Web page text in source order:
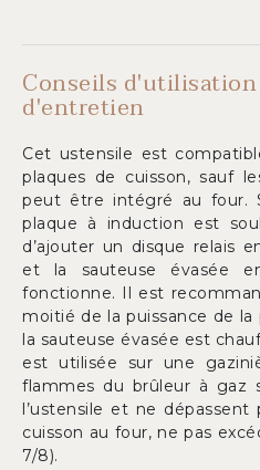
Conseils
d'entretien
Cet ustensile est
plaques de cuisson, sauf
peut être intégré au four.
plaque à induction est
d’ajouter un disque relais
et la sauteuse évasée
fonctionne. Il est
moitié de la puissance de la
la sauteuse évasée est
est utilisée sur une
flammes du brûleur à gaz
l’ustensile et ne
cuisson au four, ne pas
7/8).